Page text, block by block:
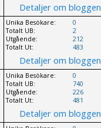
Detaljer om bloggen
Unika Besökare:
Totalt UB:
Utgående:
Totalt Ut:
0
2
212
483
Detaljer om bloggen
Unika Besökare:
Totalt UB:
Utgående:
Totalt Ut:
0
740
226
481
Detaljer om bloggen